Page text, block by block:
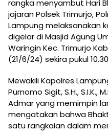
rangka menyambut Hari
jajaran Polsek Trimurjo,
Lampung melaksanakan
digelar di Masjid Agung
Waringin Kec. Trimurjo
(21/6/24) sekira pukul
Mewakili Kapolres
Purnomo Sigit, S.H., S.I.K.,
Admar yang memimpin
mengatakan bahwa
satu rangkaian dalam